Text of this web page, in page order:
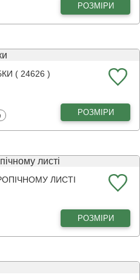
РОЗМІРИ
( 24626 )
РОЗМІРИ
ЛИСТІ
РОЗМІРИ